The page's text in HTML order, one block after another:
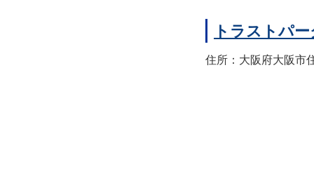
トラストパ
住所：大阪府大阪市